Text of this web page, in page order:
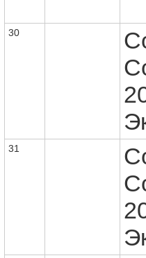
30
31